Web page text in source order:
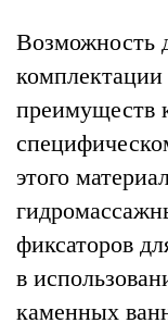
Возможность
преимуществ
этого
фиксаторов
в
каменных